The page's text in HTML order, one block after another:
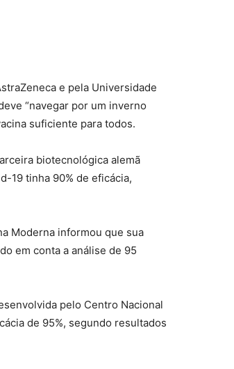
e pela Universidade
“navegar por um inverno
suficiente para todos.
biotecnológica alemã
19 tinha 90% de eficácia,
Moderna informou que sua
em conta a análise de 95
pelo Centro Nacional
de 95%, segundo resultados